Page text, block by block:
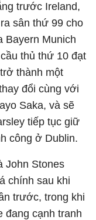
trước Ireland,
sân thứ 99 cho
Bayern Munich
thủ thứ 10 đạt
thành một
đổi cùng với
Saka, và sẽ
tiếp tục giữ
công ở Dublin.
John Stones
chính sau khi
trước, trong khi
đang cạnh tranh